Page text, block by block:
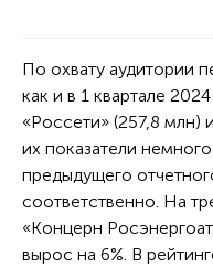
По охвату аудитории
как и в 1 квартале
«Россети» (257,8 млн)
их показатели
предыдущего
соответственно. На
«Концерн
вырос на 6%. В